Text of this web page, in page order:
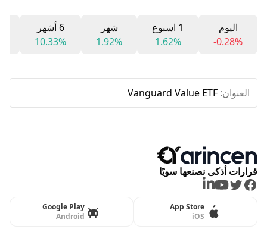
اليوم
-0.28%
1 اسبوع
1.62%
شهر
1.92%
6 أشهر
10.33%
العنوان: Vanguard Value ETF
قرارات أذكى نصنعها سويًا
Facebook
Twitter
Youtube
LinkedIn
App Store
iOS
Google Play
Android